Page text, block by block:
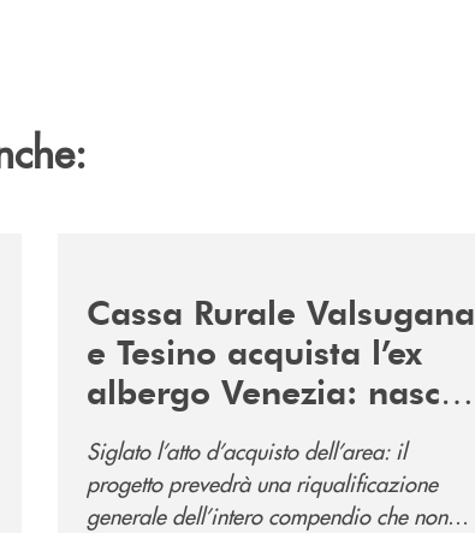
Cassa Rurale Valsugana
e Tesino acquista l’ex
albergo Venezia: nasce
il nuovo polo
direzionale della banca
e al servizio della
Siglato l’atto d’acquisto dell’area: il
progetto prevedrà una riqualificazione
generale dell’intero compendio che non